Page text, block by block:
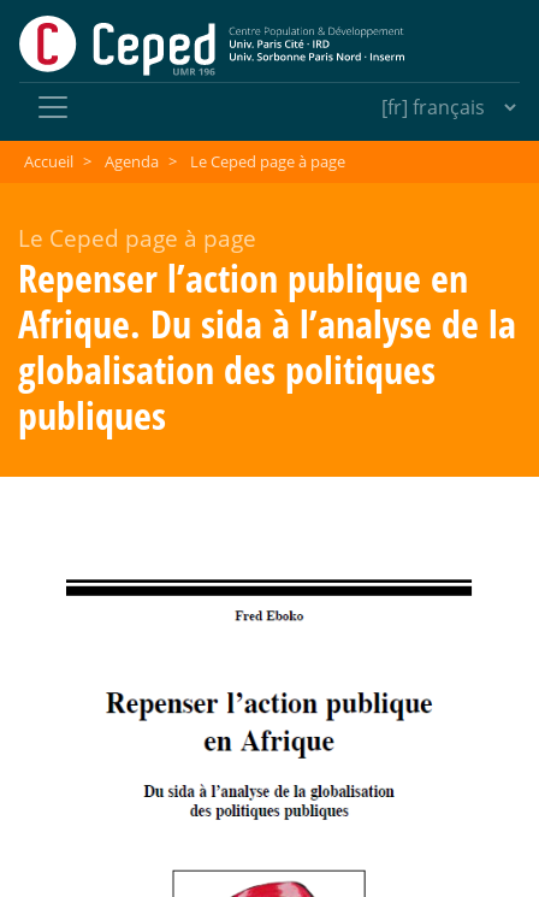
Accueil > Agenda > Le Ceped page à page
Le Ceped page à page
Repenser l’action publique en
Afrique. Du sida à l’analyse de la
globalisation des politiques
publiques